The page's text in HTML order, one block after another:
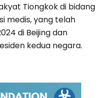
Tiongkok di bidang
medis, yang telah
di Beijing dan
kedua negara.